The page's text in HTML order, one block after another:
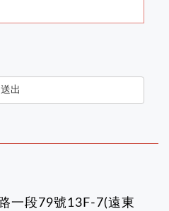
送出
一段79號13F-7(遠東